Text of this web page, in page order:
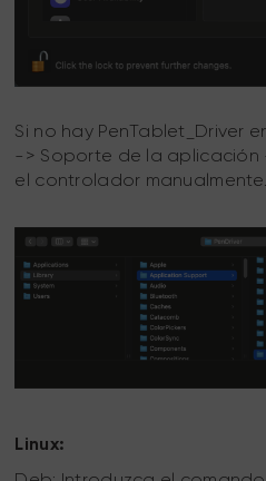
Si no hay PenTablet_Driver
-> Soporte de la aplicación
el controlador manualmente.
Linux: